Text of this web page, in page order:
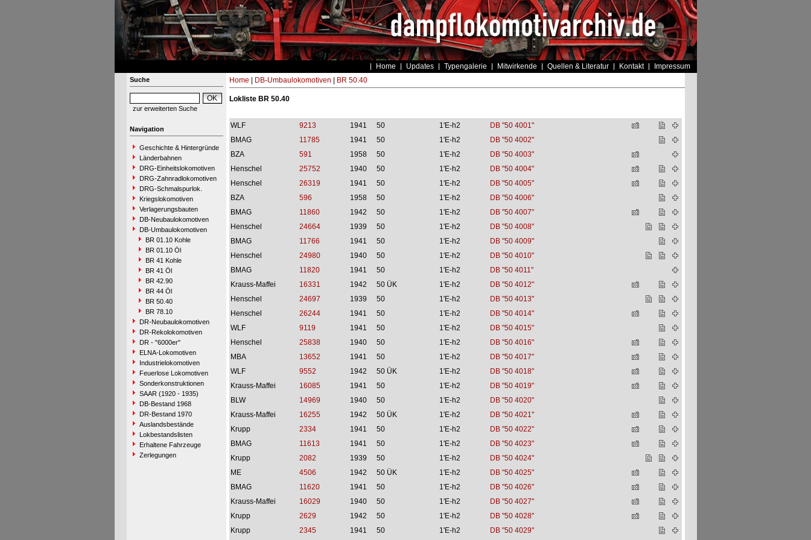
Home Updates Typengalerie Mitwirkende Quellen & Literatur Kontakt Impressum
Suche
zur erweiterten Suche
Navigation
Geschichte & Hintergründe
Länderbahnen
DRG-Einheitslokomotiven
DRG-Zahnradlokomotiven
DRG-Schmalspurlok.
Kriegslokomotiven
Verlagerungsbauten
DB-Neubaulokomotiven
DB-Umbaulokomotiven
BR 01.10 Kohle
BR 01.10 Öl
BR 41 Kohle
BR 41 Öl
BR 42.90
BR 44 Öl
BR 50.40
BR 78.10
DR-Neubaulokomotiven
DR-Rekolokomotiven
DR - "6000er"
ELNA-Lokomotiven
Industrielokomotiven
Feuerlose Lokomotiven
Sonderkonstruktionen
SAAR (1920 - 1935)
DB-Bestand 1968
DR-Bestand 1970
Auslandsbestände
Lokbestandslisten
Erhaltene Fahrzeuge
Zerlegungen
Home DB-Umbaulokomotiven BR 50.40
Lokliste BR 50.40
WLF 9213 1941 50 1'E-h2
DB "50 4001"
BMAG
11785 1941 50 1'E-h2
DB "50 4002"
BZA
591 1958 50 1'E-h2
DB "50 4003"
Henschel
25752 1940 50 1'E-h2
DB "50 4004"
Henschel
26319 1941 50 1'E-h2
DB "50 4005"
BZA
596 1958 50 1'E-h2
DB "50 4006"
BMAG
11860 1942 50 1'E-h2
DB "50 4007"
Henschel
24664 1939 50 1'E-h2
DB "50 4008"
BMAG
11766 1941 50 1'E-h2
DB "50 4009"
Henschel
24980 1940 50 1'E-h2
DB "50 4010"
BMAG
11820 1941 50 1'E-h2
DB "50 4011"
Krauss-Maffei
16331 1942 50 ÜK 1'E-h2
DB "50 4012"
Henschel
24697 1939 50 1'E-h2
DB "50 4013"
Henschel
26244 1941 50 1'E-h2
DB "50 4014"
WLF
9119 1941 50 1'E-h2
DB "50 4015"
Henschel
25838 1940 50 1'E-h2
DB "50 4016"
MBA
13652 1941 50 1'E-h2
DB "50 4017"
WLF
9552 1942 50 ÜK 1'E-h2
DB "50 4018"
Krauss-Maffei
16085 1941 50 1'E-h2
DB "50 4019"
BLW
14969 1940 50 1'E-h2
DB "50 4020"
Krauss-Maffei
16255 1942 50 ÜK 1'E-h2
DB "50 4021"
Krupp
2334 1941 50 1'E-h2
DB "50 4022"
BMAG
11613 1941 50 1'E-h2
DB "50 4023"
Krupp
2082 1939 50 1'E-h2
DB "50 4024"
ME
4506 1942 50 ÜK 1'E-h2
DB "50 4025"
BMAG
11620 1941 50 1'E-h2
DB "50 4026"
Krauss-Maffei
16029 1940 50 1'E-h2
DB "50 4027"
Krupp
2629 1942 50 1'E-h2
DB "50 4028"
Krupp
2345 1941 50 1'E-h2 DB "50 4029"